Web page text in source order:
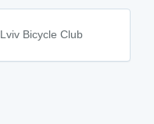
Lviv Bicycle Club